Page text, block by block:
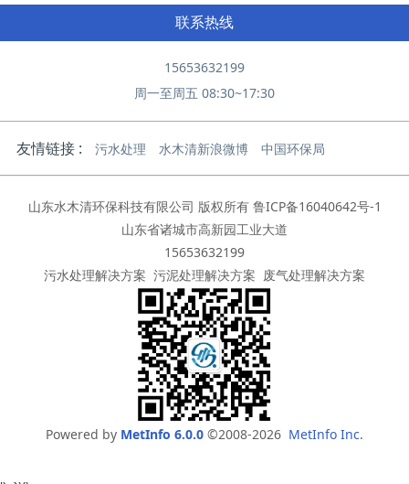
联系热线
15653632199
周一至周五 08:30~17:30
友情链接 : 污水处理 水木清新浪微博 中国环保局
山东水木清环保科技有限公司 版权所有 鲁ICP备16040642号-1
山东省诸城市高新园工业大道
15653632199
污水处理解决方案 污泥处理解决方案 废气处理解决方案
Powered by MetInfo 6.0.0 ©2008-2026 MetInfo Inc.